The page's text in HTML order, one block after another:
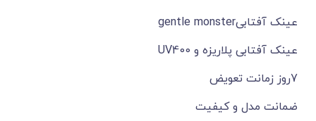
عینک آفتابیgentle monster
عینک آفتابی پلاریزه و UV400
7روز زمانت تعویض
ضمانت مدل و کیفیت